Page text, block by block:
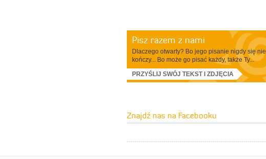
Pisz razem z nami
Dlaczego otwarty? Bo jego pisanie nigdy się nie
kończy... Bo może go pisać każdy, także Ty...
PRZYŚLIJ SWÓJ TEKST I ZDJĘCIA
Znajdź nas na Facebooku